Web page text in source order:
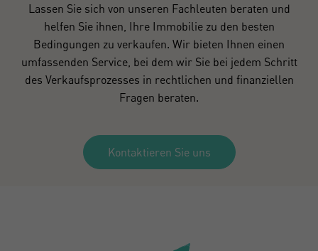
Lassen Sie sich von unseren Fachleuten beraten und
helfen Sie ihnen, Ihre Immobilie zu den besten
Bedingungen zu verkaufen. Wir bieten Ihnen einen
umfassenden Service, bei dem wir Sie bei jedem Schritt
des Verkaufsprozesses in rechtlichen und finanziellen
Fragen beraten.
Kontaktieren Sie uns